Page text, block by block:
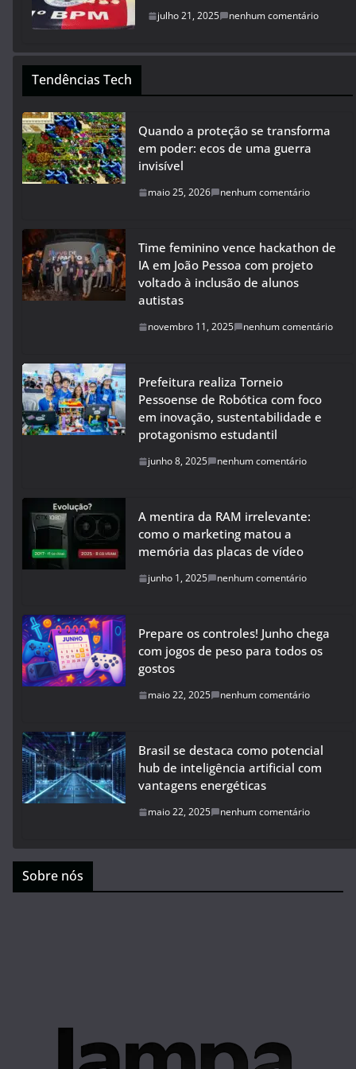
julho 21, 2025 nenhum comentário
Tendências Tech
Quando a proteção se transforma
em poder: ecos de uma guerra
invisível
maio 25, 2026 nenhum comentário
Time feminino vence hackathon de
IA em João Pessoa com projeto
voltado à inclusão de alunos
autistas
novembro 11, 2025 nenhum comentário
Prefeitura realiza Torneio
Pessoense de Robótica com foco
em inovação, sustentabilidade e
protagonismo estudantil
junho 8, 2025 nenhum comentário
A mentira da RAM irrelevante:
como o marketing matou a
memória das placas de vídeo
junho 1, 2025 nenhum comentário
Prepare os controles! Junho chega
com jogos de peso para todos os
gostos
maio 22, 2025 nenhum comentário
Brasil se destaca como potencial
hub de inteligência artificial com
vantagens energéticas
maio 22, 2025 nenhum comentário
Sobre nós